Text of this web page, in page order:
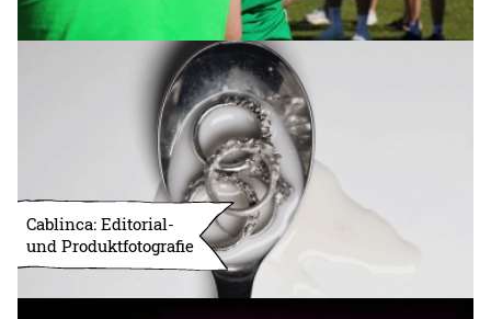
Cablinca: Editorial-
und Produktfotografie